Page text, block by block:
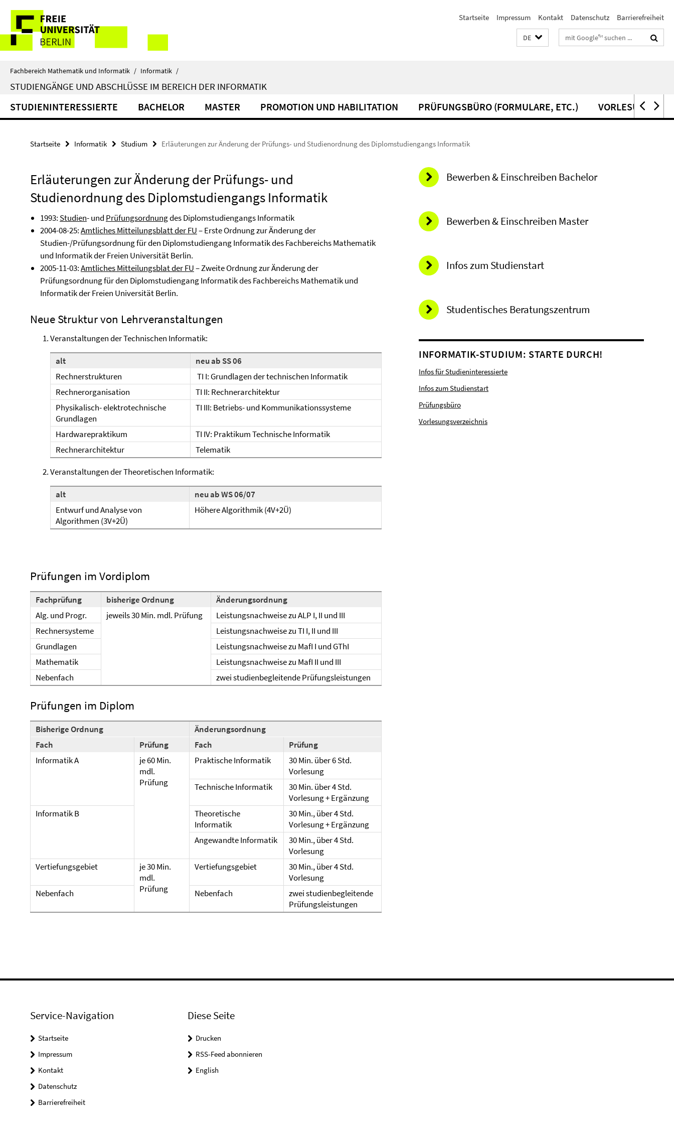
direkt
Inhalt
Service-
Navigation
Startseite Impressum Kontakt Datenschutz Barrierefreiheit
DE Suchbegriffe
Fachbereich Mathematik und Informatik / Informatik /
STUDIENGÄNGE UND ABSCHLÜSSE IM BEREICH DER INFORMATIK
STUDIENINTERESSIERTE BACHELOR MASTER PROMOTION UND HABILITATION PRÜFUNGSBÜRO (FORMULARE, ETC.)
Startseite Informatik Studium Erläuterungen zur Änderung der Prüfungs- und Studienordnung des Diplomstudiengangs Informatik
Erläuterungen zur Änderung der Prüfungs- und
Studienordnung des Diplomstudiengangs Informatik
1993: Studien- und Prüfungsordnungdes Diplomstudiengangs Informatik
2004-08-25:Amtliches Mitteilungsblatt der FU– Erste Ordnung zur Änderung der
Studien-/Prüfungsordnung für den Diplomstudiengang Informatik des Fachbereichs Mathematik
und Informatik der Freien Universität Berlin.
2005-11-03:Amtliches Mitteilungsblat der FU– Zweite Ordnung zur Änderung der
Prüfungsordnung für den Diplomstudiengang Informatik des Fachbereichs Mathematik und
Informatik der Freien Universität Berlin.
Neue Struktur von Lehrveranstaltungen
Veranstaltungen der Technischen Informatik:
alt
neu ab SS 06
Rechnerstrukturen
TI I: Grundlagen der technischen Informatik
Rechnerorganisation
TI II: Rechnerarchitektur
Physikalisch- elektrotechnische
Grundlagen
TI III: Betriebs- und Kommunikationssysteme
Hardwarepraktikum
TI IV: Praktikum Technische Informatik
Rechnerarchitektur
Telematik
Veranstaltungen der Theoretischen Informatik:
alt
neu ab WS 06/07
Entwurf und Analyse von
Algorithmen (3V+2Ü)
Höhere Algorithmik (4V+2Ü)
Prüfungen im Vordiplom
Fachprüfung bisherige Ordnung
Änderungsordnung
Alg. und Progr.
jeweils 30 Min. mdl. Prüfung
Leistungsnachweise zu ALP I, II und III
Rechnersysteme
Leistungsnachweise zu TI I, II und III
Grundlagen
Leistungsnachweise zu MafI I und GThI
Mathematik
Leistungsnachweise zu MafI II und III
Nebenfach
zwei studienbegleitende Prüfungsleistungen
Prüfungen im Diplom
Bisherige Ordnung
Änderungsordnung
Fach
Prüfung Fach
Prüfung
Informatik A
je 60 Min.
mdl.
Prüfung
Praktische Informatik
30 Min. über 6 Std.
Vorlesung
Technische Informatik
30 Min. über 4 Std.
Vorlesung + Ergänzung
Informatik B
Theoretische
Informatik
30 Min., über 4 Std.
Vorlesung + Ergänzung
Angewandte Informatik
30 Min., über 4 Std.
Vorlesung
Vertiefungsgebiet
je 30 Min.
mdl.
Prüfung
Vertiefungsgebiet
30 Min., über 4 Std.
Vorlesung
Nebenfach
Nebenfach
zwei studienbegleitende
Prüfungsleistungen
Bewerben & Einschreiben Bachelor
Bewerben & Einschreiben Master
Infos zum Studienstart
Studentisches Beratungszentrum
INFORMATIK-STUDIUM: STARTE DURCH!
Infos für Studieninteressierte
Infos zum Studienstart
Prüfungsbüro
Vorlesungsverzeichnis
Service-Navigation
Startseite
Impressum
Kontakt
Datenschutz
Barrierefreiheit
Diese Seite
Drucken
RSS-Feed abonnieren
English